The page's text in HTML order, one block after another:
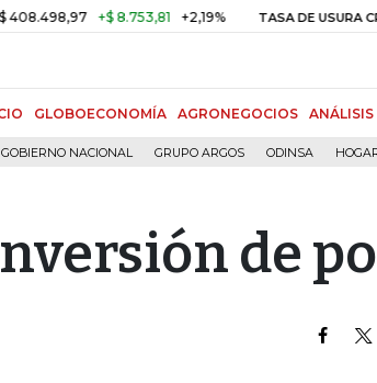
+$ 8.753,81 +2,19% TASA DE USURA
GLOBOECONOMÍA AGRONEGOCIOS ANÁLISIS
GOBIERNO NACIONAL GRUPO ARGOS ODINSA
de